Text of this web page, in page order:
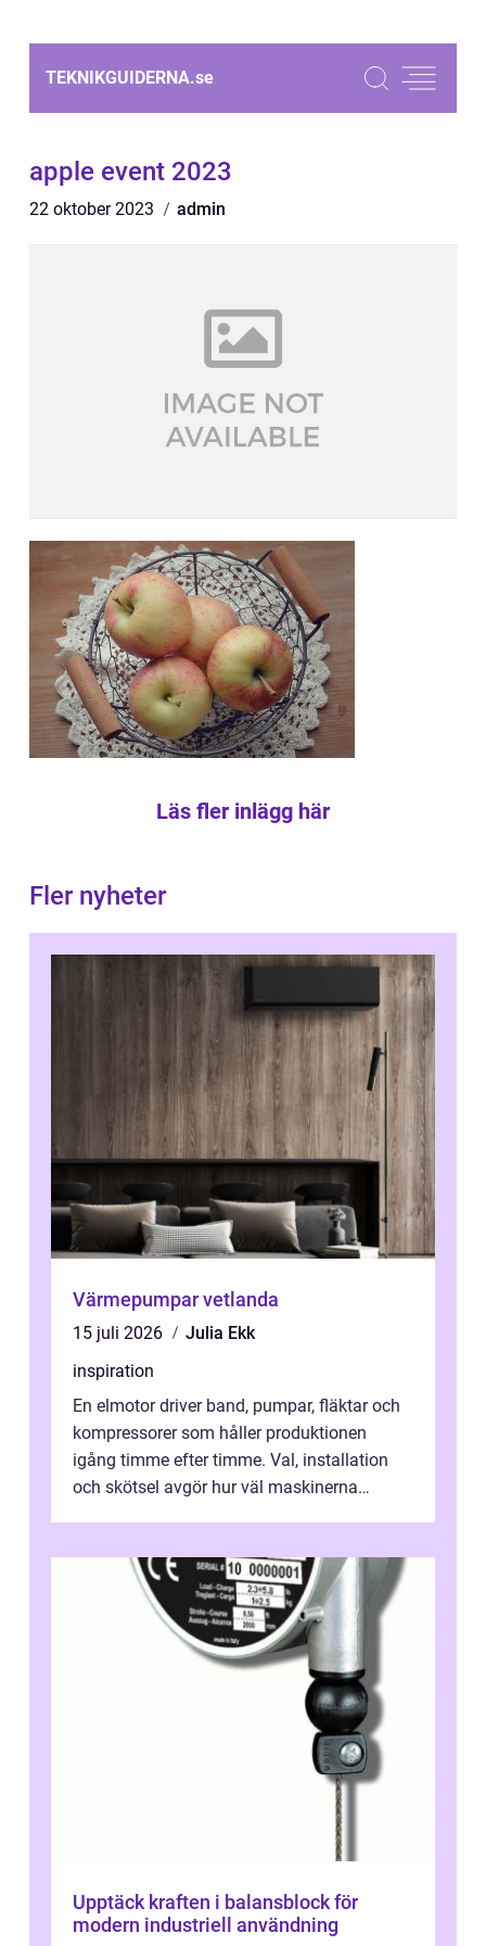
TEKNIKGUIDERNA.se
apple event 2023
22 oktober 2023 admin
Läs fler inlägg här
Fler nyheter
Värmepumpar vetlanda
15 juli 2026
Julia Ekk
inspiration
En elmotor driver band, pumpar, fläktar och
kompressorer som håller produktionen
igång timme efter timme. Val, installation
och skötsel avgör hur väl maskinerna
Upptäck kraften i balansblock för
modern industriell användning